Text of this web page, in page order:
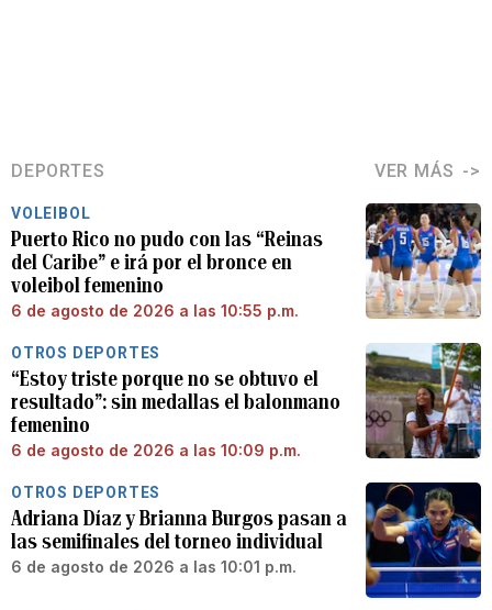
DEPORTES VER MÁS
VOLEIBOL
Puerto Rico no pudo con las “Reinas
del Caribe” e irá por el bronce en
voleibol femenino
6 de agosto de 2026 a las 10:55 p.m.
OTROS DEPORTES
“Estoy triste porque no se obtuvo el
resultado”: sin medallas el balonmano
femenino
6 de agosto de 2026 a las 10:09 p.m.
OTROS DEPORTES
Adriana Díaz y Brianna Burgos pasan a
las semifinales del torneo individual
6 de agosto de 2026 a las 10:01 p.m.